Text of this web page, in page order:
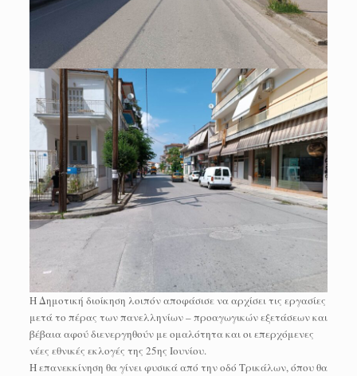
Η Δημοτική διοίκηση λοιπόν αποφάσισε να αρχίσει τις εργασίες
μετά το πέρας των πανελληνίων – προαγωγικών εξετάσεων και
βέβαια αφού διενεργηθούν με ομαλότητα και οι επερχόμενες
νέες εθνικές εκλογές της 25ης Ιουνίου.
Η επανεκκίνηση θα γίνει φυσικά από την οδό Τρικάλων, όπου θα